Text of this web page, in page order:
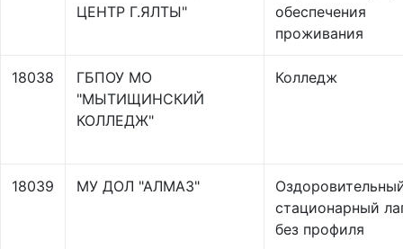
ЦЕНТР Г.ЯЛТЫ"
обеспечения
проживания
18038
ГБПОУ МО
"МЫТИЩИНСКИЙ
КОЛЛЕДЖ"
Колледж
18039 МУ ДОЛ "АЛМАЗ"
стационарный
без профиля